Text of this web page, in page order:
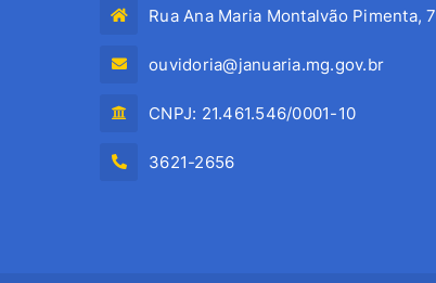
Rua Ana Maria Montalvão Pimenta,
ouvidoria@januaria.mg.gov.br
CNPJ: 21.461.546/0001-10
3621-2656